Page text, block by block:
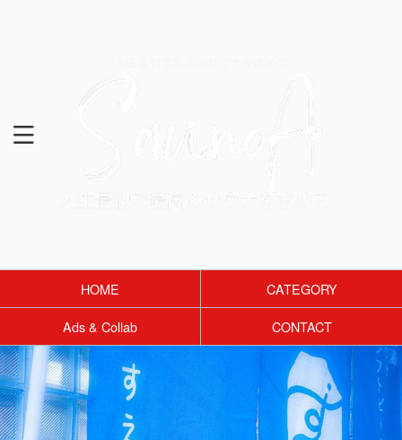
HOME
CATEGORY
Ads & Collab
CONTACT